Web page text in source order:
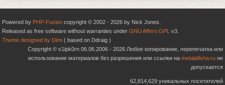
Powered by PHP-Fusion copyright © 2002 - 2026 by Nick Jones.
Released as free software without warranties under GNU Affero GPL v3.
Theme designed by Dimi ( based on Ddraig )
Copyright © s1ipk0rn 06.06.2006 - 2026 Любое копирование, перепечатка или
использование материалов без разрешения или ссылки на metalafisha.ru не
допускается
62,814,629 уникальных посетителей